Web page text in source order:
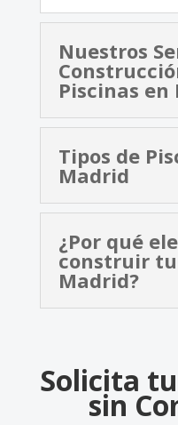
Nuestros
Piscinas en
Tipos de
Madrid
¿Por qué
construir
Madrid?
Solicita
sin